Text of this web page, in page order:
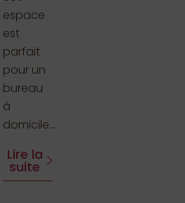
espace
est
parfait
pour un
bureau
à
domicile...
Lire la
suite